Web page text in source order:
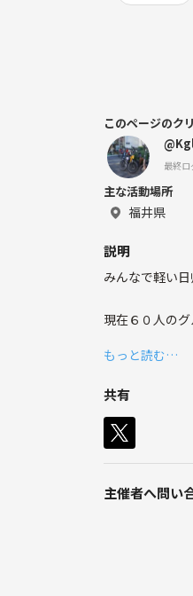
このページのク
最終
主な活動場所
福井県
説明
みんなで軽い
現在６０人のグ
初参加の人も
もっと読む…
共有
主催者へ問い